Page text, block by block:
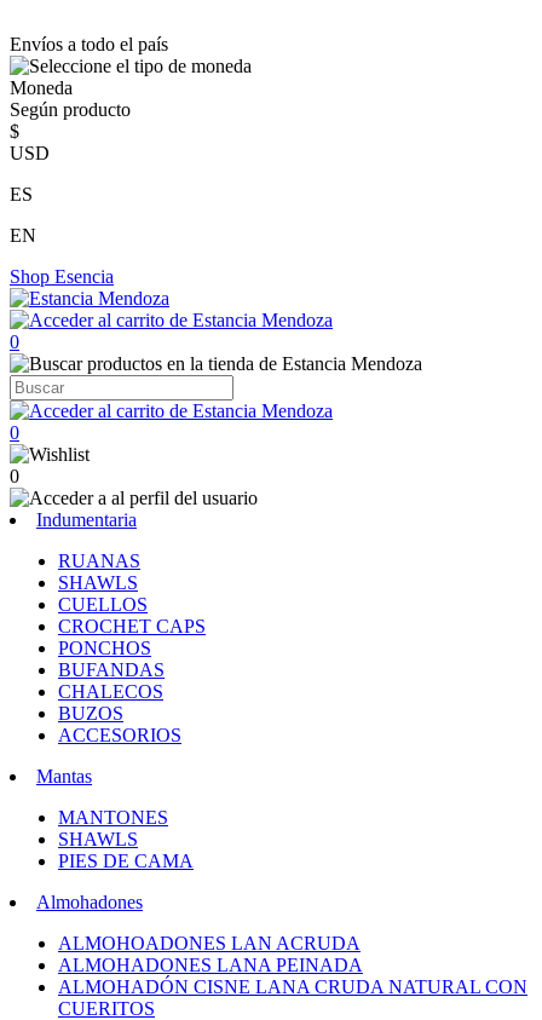
Envíos a todo el país
Moneda
Según producto
$
USD
ES
EN
Shop Esencia
0
0
0
Indumentaria
RUANAS
SHAWLS
CUELLOS
CROCHET CAPS
PONCHOS
BUFANDAS
CHALECOS
BUZOS
ACCESORIOS
Mantas
MANTONES
SHAWLS
PIES DE CAMA
Almohadones
ALMOHOADONES LAN ACRUDA
ALMOHADONES LANA PEINADA
ALMOHADÓN CISNE LANA CRUDA NATURAL CON
CUERITOS